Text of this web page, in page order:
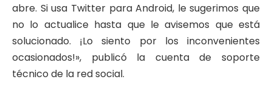
abre. Si usa Twitter para Android, le sugerimos que
no lo actualice hasta que le avisemos que está
solucionado. ¡Lo siento por los inconvenientes
ocasionados!», publicó la cuenta de soporte
técnico de la red social.